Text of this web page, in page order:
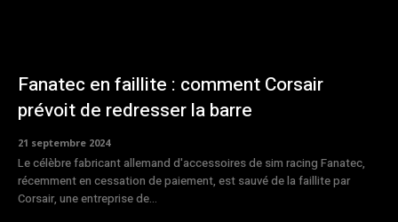
Fanatec en faillite : comment Corsair
prévoit de redresser la barre
21 septembre 2024
Le célèbre fabricant allemand d'accessoires de sim racing Fanatec,
récemment en cessation de paiement, est sauvé de la faillite par
Corsair, une entreprise de...